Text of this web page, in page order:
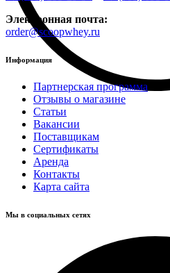
Электронная почта:
order@scoopwhey.ru
Информация
Партнерская программа
Отзывы о магазине
Статьи
Вакансии
Поставщикам
Сертификаты
Аренда
Контакты
Карта сайта
Мы в социальных сетях